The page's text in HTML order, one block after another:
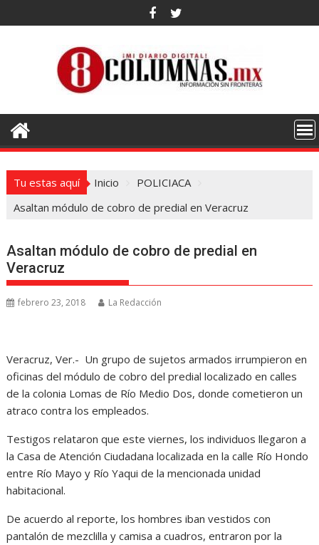
al
Tu estas aquí Inicio
POLICIACA
Asaltan módulo de cobro de predial en Veracruz
Asaltan módulo de cobro de predial en
Veracruz
febrero 23, 2018 La Redacción
Veracruz, Ver.- Un grupo de sujetos armados irrumpieron en
oficinas del módulo de cobro del predial localizado en calles
de la colonia Lomas de Río Medio Dos, donde cometieron un
atraco contra los empleados.
Testigos relataron que este viernes, los individuos llegaron a
la Casa de Atención Ciudadana localizada en la calle Río Hondo
entre Río Mayo y Río Yaqui de la mencionada unidad
habitacional.
De acuerdo al reporte, los hombres iban vestidos con
pantalón de mezclilla y camisa a cuadros, entraron por la